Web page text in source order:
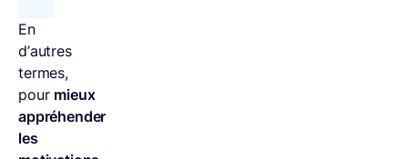
En
d’autres
termes,
pour mieux
appréhender
les